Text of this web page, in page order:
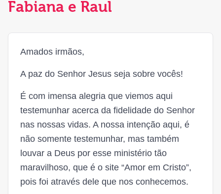
Fabiana e Raul
Amados irmãos,
A paz do Senhor Jesus seja sobre vocês!
É com imensa alegria que viemos aqui
testemunhar acerca da fidelidade do Senhor
nas nossas vidas. A nossa intenção aqui, é
não somente testemunhar, mas também
louvar a Deus por esse ministério tão
maravilhoso, que é o site “Amor em Cristo”,
pois foi através dele que nos conhecemos.